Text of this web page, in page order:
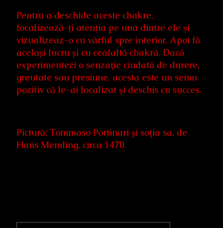
Pentru a deschide aceste chakre,
focalizează-ți atenţia pe una dintre ele şi
vizualizeaz-o cu vârful spre interior. Apoi fă
același lucru și cu cealaltă chakră. Dacă
experimentezi o senzație ciudată de durere,
greutate sau presiune, acesta este un semn
pozitiv că le-ai localizat şi deschis cu succes.
Pictură: Tommaso Portinari și soția sa, de
Hans Memling, circa 1470.
Primary